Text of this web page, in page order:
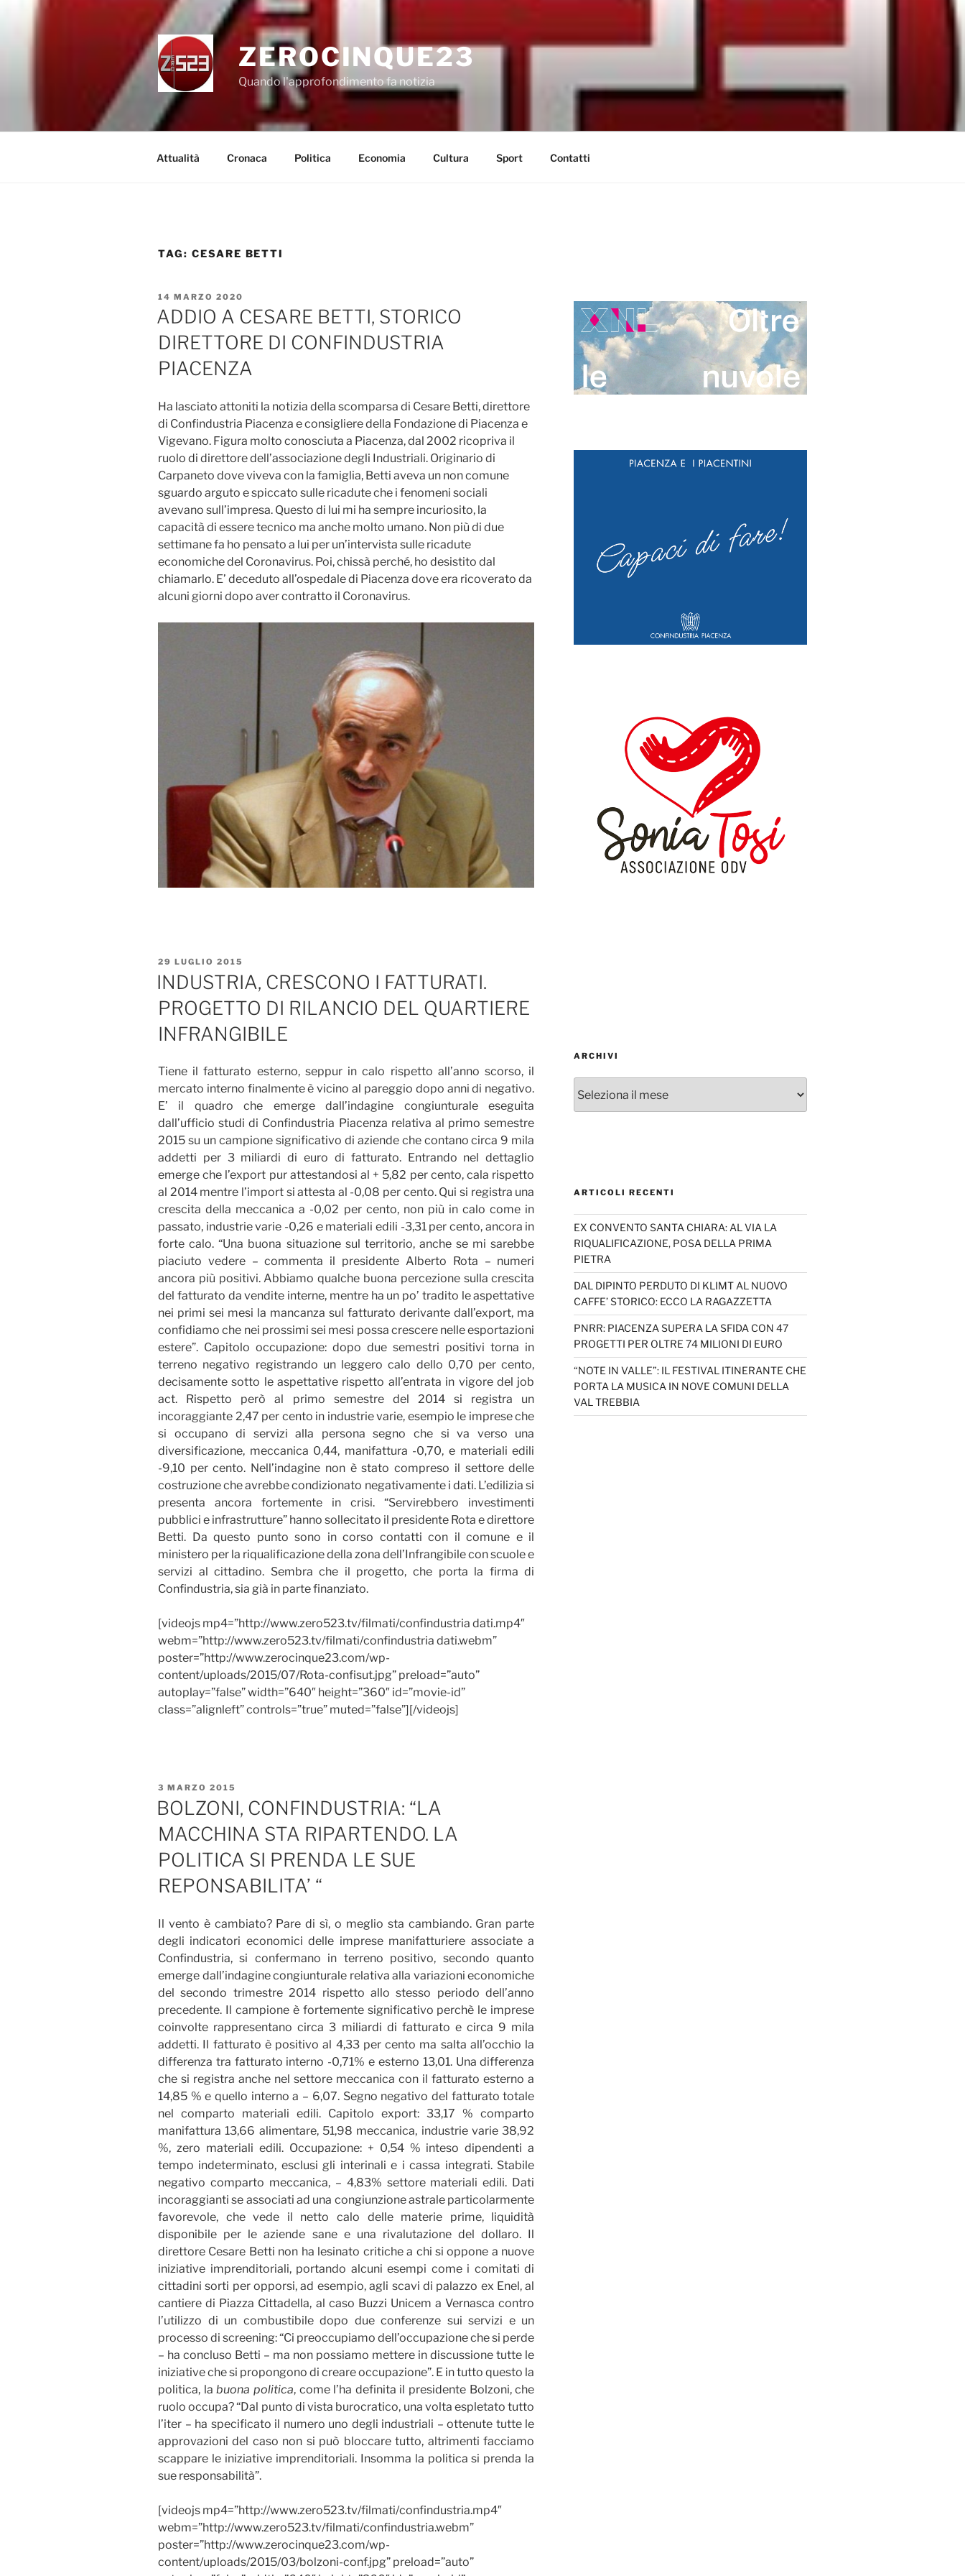
ZEROCINQUE23
Quando l'approfondimento fa notizia
Attualità Cronaca Politica Economia Cultura Sport Contatti
TAG: CESARE BETTI
PUBBLICATO
IL
14 MARZO 2020
ADDIO A CESARE BETTI, STORICO
DIRETTORE DI CONFINDUSTRIA
PIACENZA
Ha lasciato attoniti la notizia della scomparsa di Cesare Betti, direttore
di Confindustria Piacenza e consigliere della Fondazione di Piacenza e
Vigevano. Figura molto conosciuta a Piacenza, dal 2002 ricopriva il
ruolo di direttore dell’associazione degli Industriali. Originario di
Carpaneto dove viveva con la famiglia, Betti aveva un non comune
sguardo arguto e spiccato sulle ricadute che i fenomeni sociali
avevano sull’impresa. Questo di lui mi ha sempre incuriosito, la
capacità di essere tecnico ma anche molto umano. Non più di due
settimane fa ho pensato a lui per un’intervista sulle ricadute
economiche del Coronavirus. Poi, chissà perché, ho desistito dal
chiamarlo. E’ deceduto all’ospedale di Piacenza dove era ricoverato da
alcuni giorni dopo aver contratto il Coronavirus.
PUBBLICATO
IL
29 LUGLIO 2015
INDUSTRIA, CRESCONO I FATTURATI.
PROGETTO DI RILANCIO DEL QUARTIERE
INFRANGIBILE
Tiene il fatturato esterno, seppur in calo rispetto all’anno scorso, il
mercato interno finalmente è vicino al pareggio dopo anni di negativo.
E’ il quadro che emerge dall’indagine congiunturale eseguita
dall’ufficio studi di Confindustria Piacenza relativa al primo semestre
2015 su un campione significativo di aziende che contano circa 9 mila
addetti per 3 miliardi di euro di fatturato. Entrando nel dettaglio
emerge che l’export pur attestandosi al + 5,82 per cento, cala rispetto
al 2014 mentre l’import si attesta al -0,08 per cento. Qui si registra una
crescita della meccanica a -0,02 per cento, non più in calo come in
passato, industrie varie -0,26 e materiali edili -3,31 per cento, ancora in
forte calo. “Una buona situazione sul territorio, anche se mi sarebbe
piaciuto vedere – commenta il presidente Alberto Rota – numeri
ancora più positivi. Abbiamo qualche buona percezione sulla crescita
del fatturato da vendite interne, mentre ha un po’ tradito le aspettative
nei primi sei mesi la mancanza sul fatturato derivante dall’export, ma
confidiamo che nei prossimi sei mesi possa crescere nelle esportazioni
estere”. Capitolo occupazione: dopo due semestri positivi torna in
terreno negativo registrando un leggero calo dello 0,70 per cento,
decisamente sotto le aspettative rispetto all’entrata in vigore del job
act. Rispetto però al primo semestre del 2014 si registra un
incoraggiante 2,47 per cento in industrie varie, esempio le imprese che
si occupano di servizi alla persona segno che si va verso una
diversificazione, meccanica 0,44, manifattura -0,70, e materiali edili
-9,10 per cento. Nell’indagine non è stato compreso il settore delle
costruzione che avrebbe condizionato negativamente i dati. L’edilizia si
presenta ancora fortemente in crisi. “Servirebbero investimenti
pubblici e infrastrutture” hanno sollecitato il presidente Rota e direttore
Betti. Da questo punto sono in corso contatti con il comune e il
ministero per la riqualificazione della zona dell’Infrangibile con scuole e
servizi al cittadino. Sembra che il progetto, che porta la firma di
Confindustria, sia già in parte finanziato.
[videojs mp4=”http://www.zero523.tv/filmati/confindustria dati.mp4″
webm=”http://www.zero523.tv/filmati/confindustria dati.webm”
poster=”http://www.zerocinque23.com/wp-
content/uploads/2015/07/Rota-confisut.jpg” preload=”auto”
autoplay=”false” width=”640″ height=”360″ id=”movie-id”
class=”alignleft” controls=”true” muted=”false”][/videojs]
PUBBLICATO
IL
3 MARZO 2015
BOLZONI, CONFINDUSTRIA: “LA
MACCHINA STA RIPARTENDO. LA
POLITICA SI PRENDA LE SUE
REPONSABILITA’ “
Il vento è cambiato? Pare di sì, o meglio sta cambiando. Gran parte
degli indicatori economici delle imprese manifatturiere associate a
Confindustria, si confermano in terreno positivo, secondo quanto
emerge dall’indagine congiunturale relativa alla variazioni economiche
del secondo trimestre 2014 rispetto allo stesso periodo dell’anno
precedente. Il campione è fortemente significativo perchè le imprese
coinvolte rappresentano circa 3 miliardi di fatturato e circa 9 mila
addetti. Il fatturato è positivo al 4,33 per cento ma salta all’occhio la
differenza tra fatturato interno -0,71% e esterno 13,01. Una differenza
che si registra anche nel settore meccanica con il fatturato esterno a
14,85 % e quello interno a – 6,07. Segno negativo del fatturato totale
nel comparto materiali edili. Capitolo export: 33,17 % comparto
manifattura 13,66 alimentare, 51,98 meccanica, industrie varie 38,92
%, zero materiali edili. Occupazione: + 0,54 % inteso dipendenti a
tempo indeterminato, esclusi gli interinali e i cassa integrati. Stabile
negativo comparto meccanica, – 4,83% settore materiali edili. Dati
incoraggianti se associati ad una congiunzione astrale particolarmente
favorevole, che vede il netto calo delle materie prime, liquidità
disponibile per le aziende sane e una rivalutazione del dollaro. Il
direttore Cesare Betti non ha lesinato critiche a chi si oppone a nuove
iniziative imprenditoriali, portando alcuni esempi come i comitati di
cittadini sorti per opporsi, ad esempio, agli scavi di palazzo ex Enel, al
cantiere di Piazza Cittadella, al caso Buzzi Unicem a Vernasca contro
l’utilizzo di un combustibile dopo due conferenze sui servizi e un
processo di screening: “Ci preoccupiamo dell’occupazione che si perde
– ha concluso Betti – ma non possiamo mettere in discussione tutte le
iniziative che si propongono di creare occupazione”. E in tutto questo la
politica, labuona politica, come l’ha definita il presidente Bolzoni, che
ruolo occupa? “Dal punto di vista burocratico, una volta espletato tutto
l’iter – ha specificato il numero uno degli industriali – ottenute tutte le
approvazioni del caso non si può bloccare tutto, altrimenti facciamo
scappare le iniziative imprenditoriali. Insomma la politica si prenda la
sue responsabilità”.
[videojs mp4=”http://www.zero523.tv/filmati/confindustria.mp4″
webm=”http://www.zero523.tv/filmati/confindustria.webm”
poster=”http://www.zerocinque23.com/wp-
content/uploads/2015/03/bolzoni-conf.jpg” preload=”auto”
ARCHIVI
ARTICOLI RECENTI
EX CONVENTO SANTA CHIARA: AL VIA LA
RIQUALIFICAZIONE, POSA DELLA PRIMA
PIETRA
DAL DIPINTO PERDUTO DI KLIMT AL NUOVO
CAFFE’ STORICO: ECCO LA RAGAZZETTA
PNRR: PIACENZA SUPERA LA SFIDA CON 47
PROGETTI PER OLTRE 74 MILIONI DI EURO
“NOTE IN VALLE”: IL FESTIVAL ITINERANTE CHE
PORTA LA MUSICA IN NOVE COMUNI DELLA
VAL TREBBIA